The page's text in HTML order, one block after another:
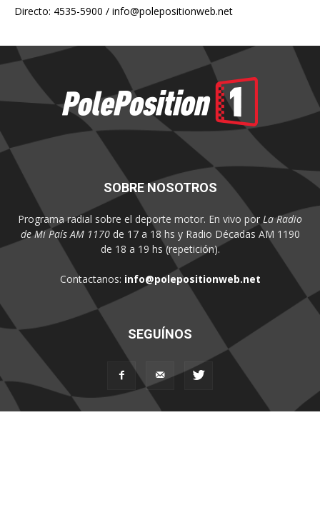
Directo: 4535-5900 / info@polepositionweb.net
SOBRE NOSOTROS
Programa radial sobre el deporte motor. En vivo por La Radio
de Mi País AM 1170de 17 a 18 hs y Radio Décadas AM 1190
de 18 a 19 hs (repetición).
Contactanos: info@polepositionweb.net
SEGUÍNOS